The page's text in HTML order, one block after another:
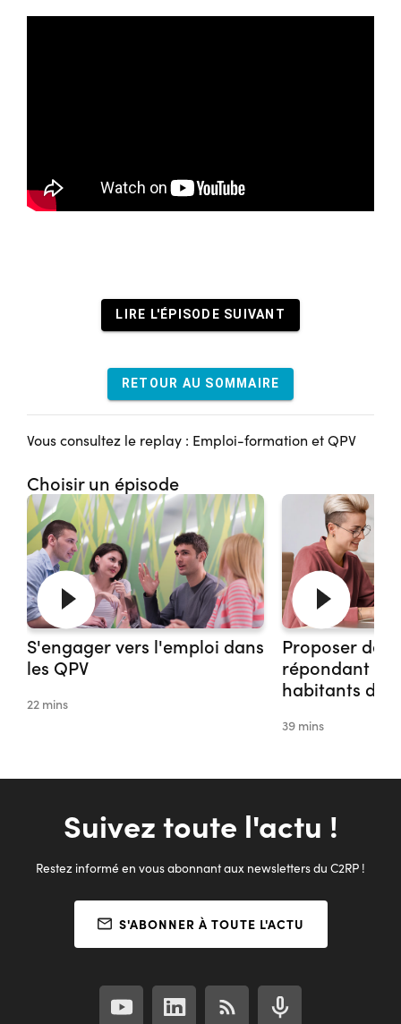
LIRE L'ÉPISODE SUIVANT
RETOUR AU SOMMAIRE
Vous consultez le replay : Emploi-formation et QPV
Choisir un épisode
S'engager vers l'emploi dans
les QPV
22 mins
Proposer des
répondant
habitants des
39 mins
Suivez toute l'actu !
Restez informé en vous abonnant aux newsletters du C2RP !
S'ABONNER À TOUTE L'ACTU